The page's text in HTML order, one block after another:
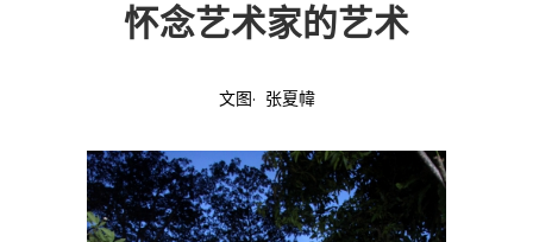
“本土文学”栏目征稿
《源》杂志简介
编委会
{username} | 退出
怀念艺术家的艺术
文图· 张夏幃